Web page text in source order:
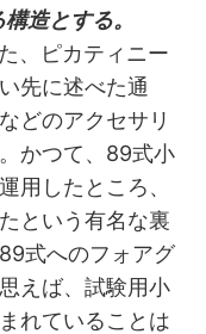
造とする。
、ピカティニー
先に述べた通
どのアクセサリ
かつて、89式小
用したところ、
という有名な裏
式へのフォアグ
えば、試験用小
れていることは